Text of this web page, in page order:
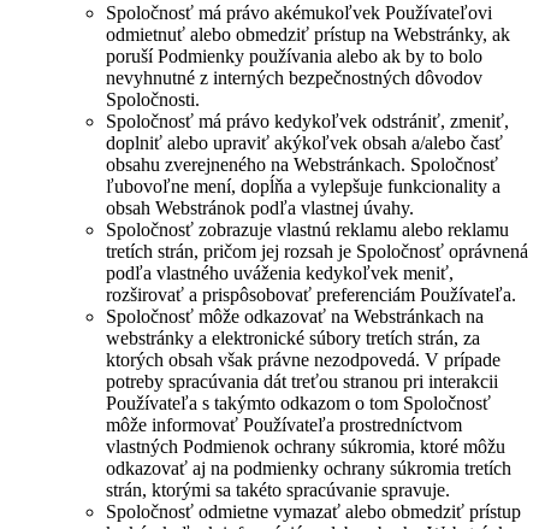
Spoločnosť má právo akémukoľvek Používateľovi
odmietnuť alebo obmedziť prístup na Webstránky, ak
poruší Podmienky používania alebo ak by to bolo
nevyhnutné z interných bezpečnostných dôvodov
Spoločnosti.
Spoločnosť má právo kedykoľvek odstrániť, zmeniť,
doplniť alebo upraviť akýkoľvek obsah a/alebo časť
obsahu zverejneného na Webstránkach. Spoločnosť
ľubovoľne mení, dopĺňa a vylepšuje funkcionality a
obsah Webstránok podľa vlastnej úvahy.
Spoločnosť zobrazuje vlastnú reklamu alebo reklamu
tretích strán, pričom jej rozsah je Spoločnosť oprávnená
podľa vlastného uváženia kedykoľvek meniť,
rozširovať a prispôsobovať preferenciám Používateľa.
Spoločnosť môže odkazovať na Webstránkach na
webstránky a elektronické súbory tretích strán, za
ktorých obsah však právne nezodpovedá. V prípade
potreby spracúvania dát treťou stranou pri interakcii
Používateľa s takýmto odkazom o tom Spoločnosť
môže informovať Používateľa prostredníctvom
vlastných Podmienok ochrany súkromia, ktoré môžu
odkazovať aj na podmienky ochrany súkromia tretích
strán, ktorými sa takéto spracúvanie spravuje.
Spoločnosť odmietne vymazať alebo obmedziť prístup